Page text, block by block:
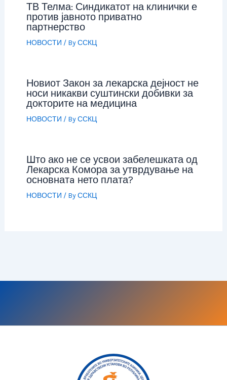
ТВ Телма: Синдикатот на клинички е
против јавното приватно
партнерство
НОВОСТИ / ByССКЦ
Новиот Закон за лекарска дејност не
носи никакви суштински добивки за
докторите на медицина
НОВОСТИ / ByССКЦ
Што ако не се усвои забелешката од
Лекарска Комора за утврдување на
основнатa нето плата?
НОВОСТИ / ByССКЦ